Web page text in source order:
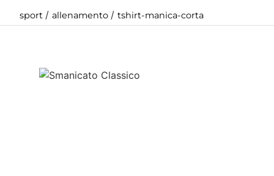
sport / allenamento / tshirt-manica-corta